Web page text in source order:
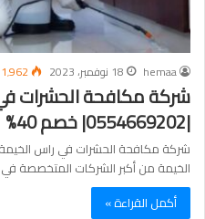
hemaa
18 نوفمبر، 2023 1٬962
شركة مكافحة الحشرات
|0554669202| خصم 40%
شركة مكافحة الحشرات في راس
الخيمة من أكبر الشركات المتخصصة
أكمل القراءة »